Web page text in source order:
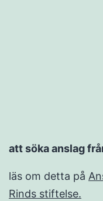
att söka anslag
läs om detta på
Rinds stiftelse.